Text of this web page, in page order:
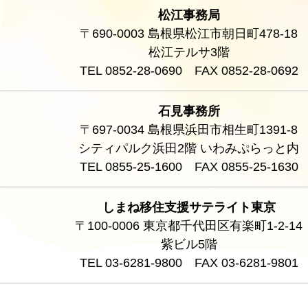
松江事務局
〒690-0003 島根県松江市朝日町478-18
松江テルサ3階
TEL 0852-28-0690 FAX 0852-28-0692
石見事務所
〒697-0034 島根県浜田市相生町1391-8
シティパルク浜田2階 いわみぷらっと内
TEL 0855-25-1600 FAX 0855-25-1630
しまね移住支援サテライト東京
〒100-0006 東京都千代田区有楽町1-2-14
紫ビル5階
TEL 03-6281-9800 FAX 03-6281-9801